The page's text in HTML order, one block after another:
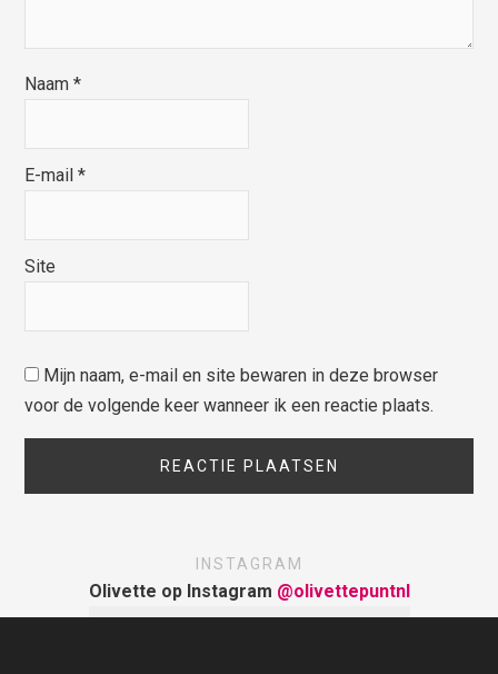
Naam*
E-mail*
Site
Mijn naam, e-mail en site bewaren in deze browser
voor de volgende keer wanneer ik een reactie plaats.
INSTAGRAM
Olivette op Instagram @olivettepuntnl